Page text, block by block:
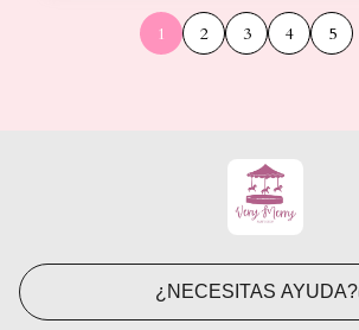
1 2 3 4 5
¿NECESITAS AYUDA?